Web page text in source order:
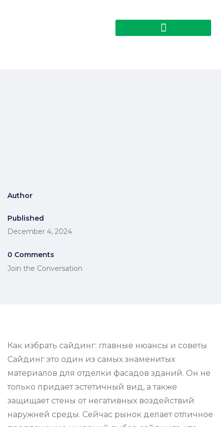
Author
Published
December 4, 2024
0 Comments
Join the Conversation
Как избрать сайдинг: главные нюансы и советы
Сайдинг это один из самых знаменитых
материалов для отделки фасадов зданий. Он не
только придает эстетичный вид, а также
защищает стены от негативных воздействий
наружней среды. Сейчас рынок делает отличное